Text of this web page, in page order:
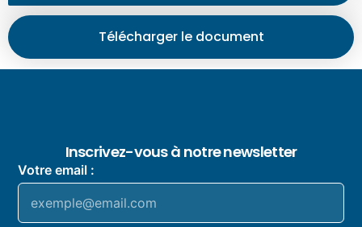
Télécharger le document
Inscrivez-vous à notre newsletter
Votre email :